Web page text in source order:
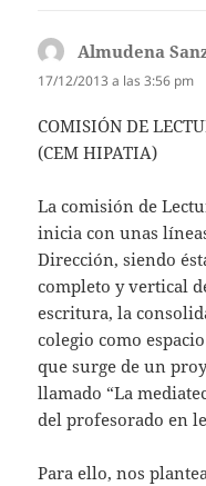
Almudena
17/12/2013 a las 3:56 pm
COMISIÓN DE
(CEM HIPATIA)
La comisión de
inicia con unas
Dirección, siendo
completo y vertical
escritura, la
colegio como
que surge de un
llamado “La
del profesorado en
Para ello, nos